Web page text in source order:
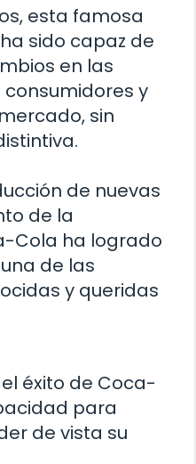
esta famosa
sido capaz de
en las
y
sin
de nuevas
de la
Cola ha logrado
de las
y queridas
éxito de Coca-
para
de vista su